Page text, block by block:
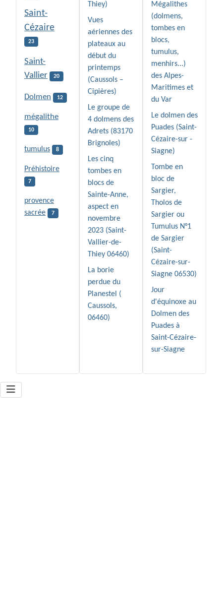
Saint-
Cézaire
23
Saint-
Vallier
20
Dolmen 12
mégalithe
10
tumulus 8
Préhistoire
7
provence
sacrée
7
Thiey)
Vues
aériennes des
plateaux au
début du
printemps
(Caussols –
Cipières)
Le groupe de
4 dolmens des
Adrets (83170
Brignoles)
Les cinq
tombes en
blocs de
Sainte-Anne,
aspect en
novembre
2023 (Saint-
Vallier-de-
Thiey 06460)
La borie
perdue du
Planestel (
Caussols,
06460)
Mégalithes
(dolmens,
tombes en
blocs,
tumulus,
menhirs...)
des Alpes-
Maritimes et
du Var
Le dolmen des
Puades (Saint-
Cézaire-sur -
Siagne)
Tombe en
bloc de
Sargier,
Tholos de
Sargier ou
Tumulus N°1
de Sargier
(Saint-
Cézaire-sur-
Siagne 06530)
Jour
d'équinoxe au
Dolmen des
Puades à
Saint-Cézaire-
sur-Siagne